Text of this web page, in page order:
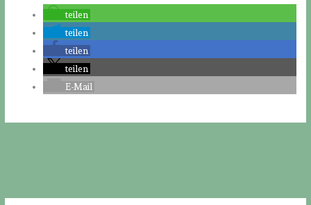
teilen
teilen
teilen
teilen
E-Mail